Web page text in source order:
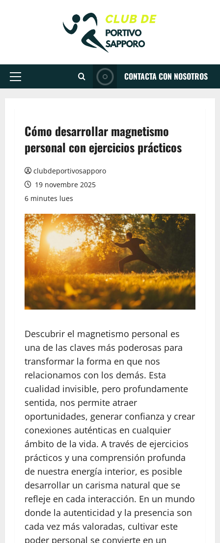
Menu
CONTACTA CON NOSOTROS
Cómo desarrollar magnetismo
personal con ejercicios prácticos
clubdeportivosapporo
19 novembre 2025
6 minutes lues
Descubrir el magnetismo personal es
una de las claves más poderosas para
transformar la forma en que nos
relacionamos con los demás. Esta
cualidad invisible, pero profundamente
sentida, nos permite atraer
oportunidades, generar confianza y crear
conexiones auténticas en cualquier
ámbito de la vida. A través de ejercicios
prácticos y una comprensión profunda
de nuestra energía interior, es posible
desarrollar un carisma natural que se
refleje en cada interacción. En un mundo
donde la autenticidad y la presencia son
cada vez más valoradas, cultivar este
poder personal se convierte en un